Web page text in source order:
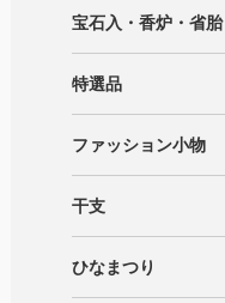
宝石入・香炉・省胎
特選品
ファッション小物
干支
ひなまつり